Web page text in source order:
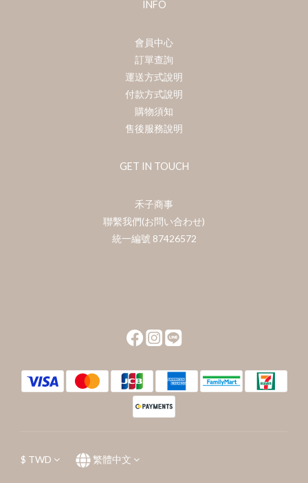
INFO
會員中心
訂單查詢
運送方式說明
付款方式說明
購物須知
售後服務說明
GET IN TOUCH
禾子商事
聯繫我們(お問い合わせ)
統一編號 87426572
$ TWD 繁體中文